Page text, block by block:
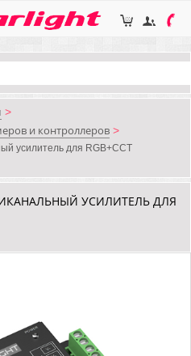
>
и контроллеров >
усилитель для RGB+CCT
УСИЛИТЕЛЬ ДЛЯ